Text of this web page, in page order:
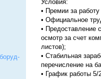
Условия:
• Премии за
• Официальное
• Предоставление
осмотр за счет
листов);
• Стабильная
перечисление на
• График работы